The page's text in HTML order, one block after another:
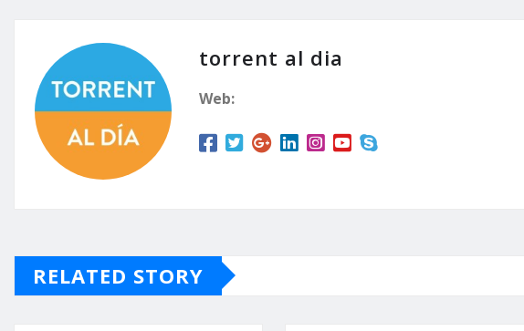
torrent al dia
Web:
RELATED STORY